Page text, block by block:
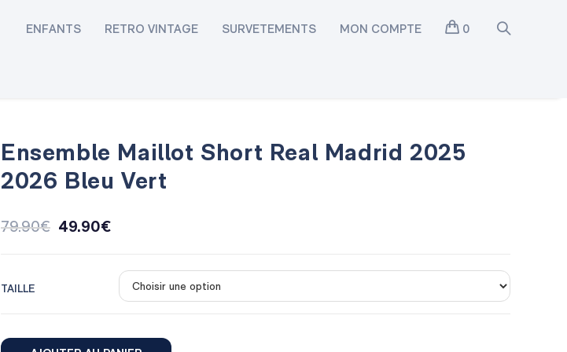
ENFANTS RETRO VINTAGE SURVETEMENTS MON COMPTE 0
Ensemble Maillot Short Real Madrid 2025
2026 Bleu Vert
79.90€ 49.90€
TAILLE